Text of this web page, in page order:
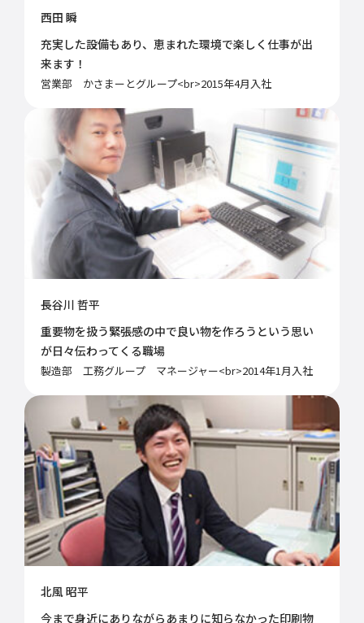
西田 瞬
充実した設備もあり、恵まれた環境で楽しく仕事が出
来ます！
営業部 かさまーとグループ<br>2015年4月入社
長谷川 哲平
重要物を扱う緊張感の中で良い物を作ろうという思い
が日々伝わってくる職場
製造部 工務グループ マネージャー<br>2014年1月入社
北風 昭平
今まで身近にありながらあまりに知らなかった印刷物